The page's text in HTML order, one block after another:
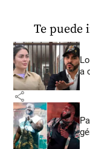
Te puede
a
share